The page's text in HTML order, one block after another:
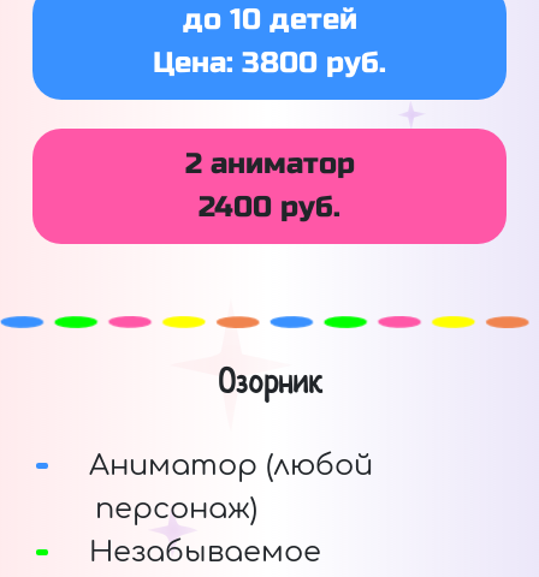
до 10 детей
Цена: 3800 руб.
2 аниматор
2400 руб.
Озорник
Аниматор (любой
персонаж)
Незабываемое